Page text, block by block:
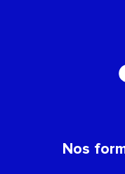
Inscriptions -
Nos